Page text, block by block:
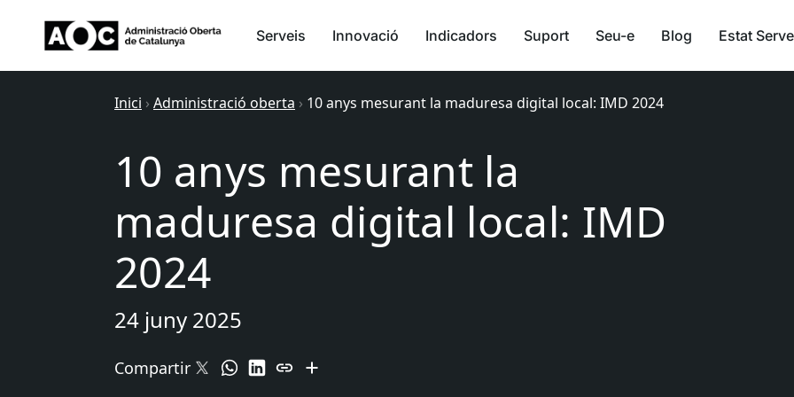
Serveis Innovació Indicadors Suport Seu-e Blog Estat
Inici › Administració oberta › 10 anys mesurant la maduresa digital local: IMD 2024
10 anys mesurant la
maduresa digital local: IMD
2024
24 juny 2025
Compartir